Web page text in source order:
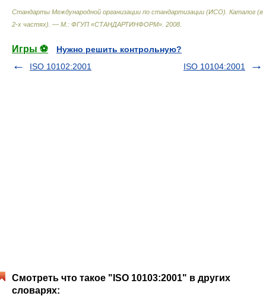
Стандарты Международной организации по стандартизации (ИСО). Каталог (в
2-х частях). — М.: ФГУП «СТАНДАРТИНФОРМ» 2008
Игры ⚽
Нужно решить контрольную?
ISO 10102:2001
ISO 10104:2001
Смотреть что такое "ISO 10103:2001" в других
словарях: